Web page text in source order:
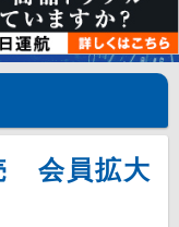
会員拡大